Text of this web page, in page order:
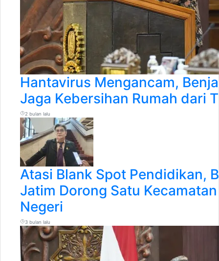
Hantavirus Mengancam,
Jaga Kebersihan Rumah dari
2 bulan lalu
Atasi Blank Spot Pendidikan,
Jatim Dorong Satu
Negeri
3 bulan lalu